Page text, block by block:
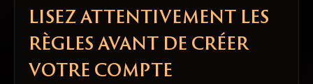
LISEZ ATTENTIVEMENT LES
RÈGLES AVANT DE CRÉER
VOTRE COMPTE